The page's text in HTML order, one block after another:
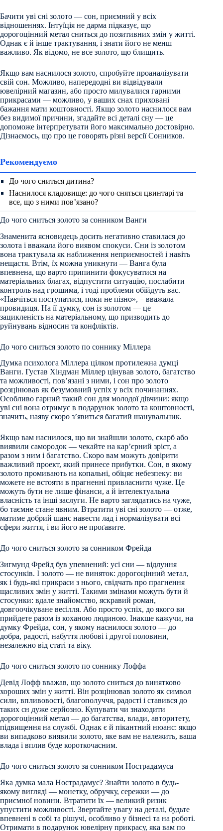
Бачити уві сні золото — сон, приємний у всіх
відношеннях. Інтуїція не дарма підказує, що
дорогоцінний метал сниться до позитивних змін у житті.
Однак є й інше трактування, і знати його не менш
важливо. Як відомо, не все золото, що блищить.
Якщо вам наснилося золото, спробуйте проаналізувати
свій сон. Можливо, напередодні ви відвідували
ювелірний магазин, або просто милувалися гарними
прикрасами — можливо, у ваших снах приховані
бажання мати коштовності. Якщо золото наснилося вам
без видимої причини, згадайте всі деталі сну — це
допоможе інтерпретувати його максимально достовірно.
Дізнаємось, що про це говорять різні версії Сонников.
Рекомендуємо
До чого сниться дитина?
Наснилося кладовище: до чого сняться цвинтарі та
все, що з ними пов’язано?
До чого сниться золото за сонником Ванги
Знаменита ясновидець досить негативно ставилася до
золота і вважала його виявом спокуси. Сни із золотом
вона трактувала як наближення неприємностей і навіть
нещастя. Втім, їх можна уникнути — Ванга була
впевнена, що варто припинити фокусуватися на
матеріальних благах, відпустити ситуацію, послабити
контроль над грошима, і тоді проблеми обійдуть вас.
«Навчіться поступатися, поки не пізно», – вважала
провидиця. На її думку, сон із золотом — це
зацикленість на матеріальному, що призводить до
руйнувань відносин та конфліктів.
До чого сниться золото по соннику Міллера
Думка психолога Міллера цілком протилежна думці
Ванги. Густав Хіндман Міллер цінував золото, багатство
та можливості, пов’язані з ними, і сон про золото
розцінював як безумовний успіх у всіх починаннях.
Особливо гарний такий сон для молодої дівчини: якщо
уві сні вона отримує в подарунок золото та коштовності,
значить, наяву скоро з’явиться багатий шанувальник.
Якщо вам наснилося, що ви знайшли золото, скарб або
виявили самородок — чекайте на кар’єрний зріст, а
разом з ним і багатство. Скоро вам можуть довірити
важливий проект, який принесе прибутки. Сон, в якому
золото промивають на копальні, обіцяє небезпеку: ви
можете не встояти в прагненні привласнити чуже. Це
можуть бути не лише фінанси, а й інтелектуальна
власність та інші заслуги. Не варто заглядатись на чуже,
бо таємне стане явним. Втратити уві сні золото — отже,
матиме добрий шанс навести лад і нормалізувати всі
сфери життя, і ви його не проґавите.
До чого сниться золото за сонником Фрейда
Зигмунд Фрейд був упевнений: усі сни — відлуння
стосунків. І золото — не виняток: дорогоцінний метал,
як і будь-які прикраси з нього, свідчать про прагнення
щасливих змін у житті. Такими змінами можуть бути й
стосунки: вдале знайомство, яскравий роман,
довгоочікуване весілля. Або просто успіх, до якого ви
прийдете разом із коханою людиною. Інакше кажучи, на
думку Фрейда, сон, у якому наснилося золото — до
добра, радості, набуття любові і другої половини,
незалежно від статі та віку.
До чого сниться золото по соннику Лоффа
Девід Лофф вважав, що золото сниться до винятково
хороших змін у житті. Він розцінював золото як символ
сили, впливовості, благополуччя, радості і ставився до
таких сн дуже серйозно. Купувати чи знаходити
дорогоцінний метал — до багатства, влади, авторитету,
підвищення на службі. Однак є й пікантний нюанс: якщо
ви випадково виявили золото, яке вам не належить, ваша
влада і вплив буде короткочасним.
До чого сниться золото за сонником Нострадамуса
Яка думка мала Нострадамус? Знайти золото в будь-
якому вигляді — монетку, обручку, сережки — до
приємної новини. Втратити їх — великий ризик
упустити можливості. Звертайте увагу на деталі, будьте
впевнені в собі та рішучі, особливо у бізнесі та на роботі.
Отримати в подарунок ювелірну прикрасу, яка вам по